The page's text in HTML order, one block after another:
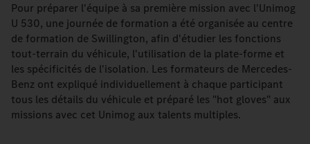
Pour préparer l'équipe à sa première mission avec l'Unimog
U 530, une journée de formation a été organisée au centre
de formation de Swillington, afin d'étudier les fonctions
tout-terrain du véhicule, l'utilisation de la plate-forme et
les spécificités de l'isolation. Les formateurs de Mercedes-
Benz ont expliqué individuellement à chaque participant
tous les détails du véhicule et préparé les "hot gloves" aux
missions avec cet Unimog aux talents multiples.